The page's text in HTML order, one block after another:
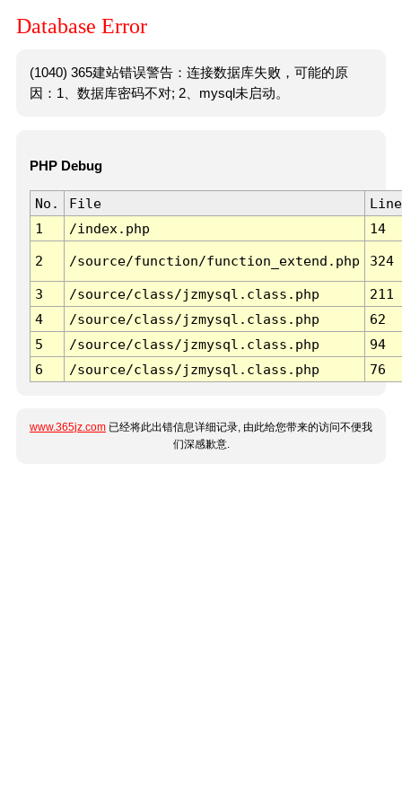
Database Error
(1040) 365建站错误警告：连接数据库失败，可能的原
因：1、数据库密码不对; 2、mysql未启动。
PHP Debug
No. File
Line
1
/index.php 14
2 /source/function/function_extend.php 324
3 /source/class/jzmysql.class.php
211
4
/source/class/jzmysql.class.php
62
5
/source/class/jzmysql.class.php
94
6
/source/class/jzmysql.class.php 76
www.365jz.com 已经将此出错信息详细记录, 由此给您带来的访问不便我
们深感歉意.